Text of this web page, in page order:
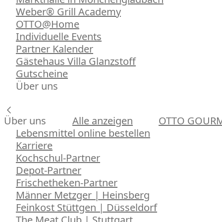
Weber® Grill Academy
OTTO@Home
Individuelle Events
Partner Kalender
Gästehaus Villa Glanzstoff
Gutscheine
Über uns
Über uns Alle anzeigen
OTTO
Lebensmittel online bestellen
Karriere
Kochschul-Partner
Depot-Partner
Frischetheken-Partner
Männer Metzger | Heinsberg
Feinkost Stüttgen | Düsseldorf